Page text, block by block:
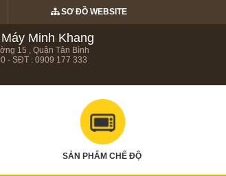
SƠ ĐỒ WEBSITE
Minh Khang
15 , Quận Tân Bình
- SĐT : 0909 177 333
SẢN PHẨM CHẾ ĐỘ